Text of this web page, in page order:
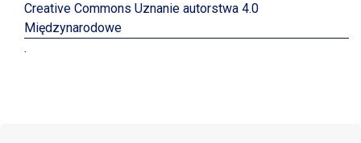
Creative Commons Uznanie autorstwa 4.0
Międzynarodowe
.